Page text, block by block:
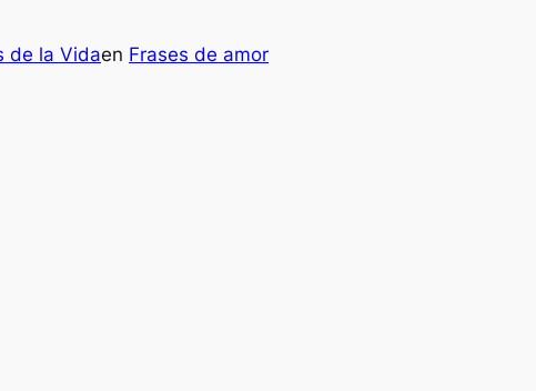
de la Vidaen Frases de amor